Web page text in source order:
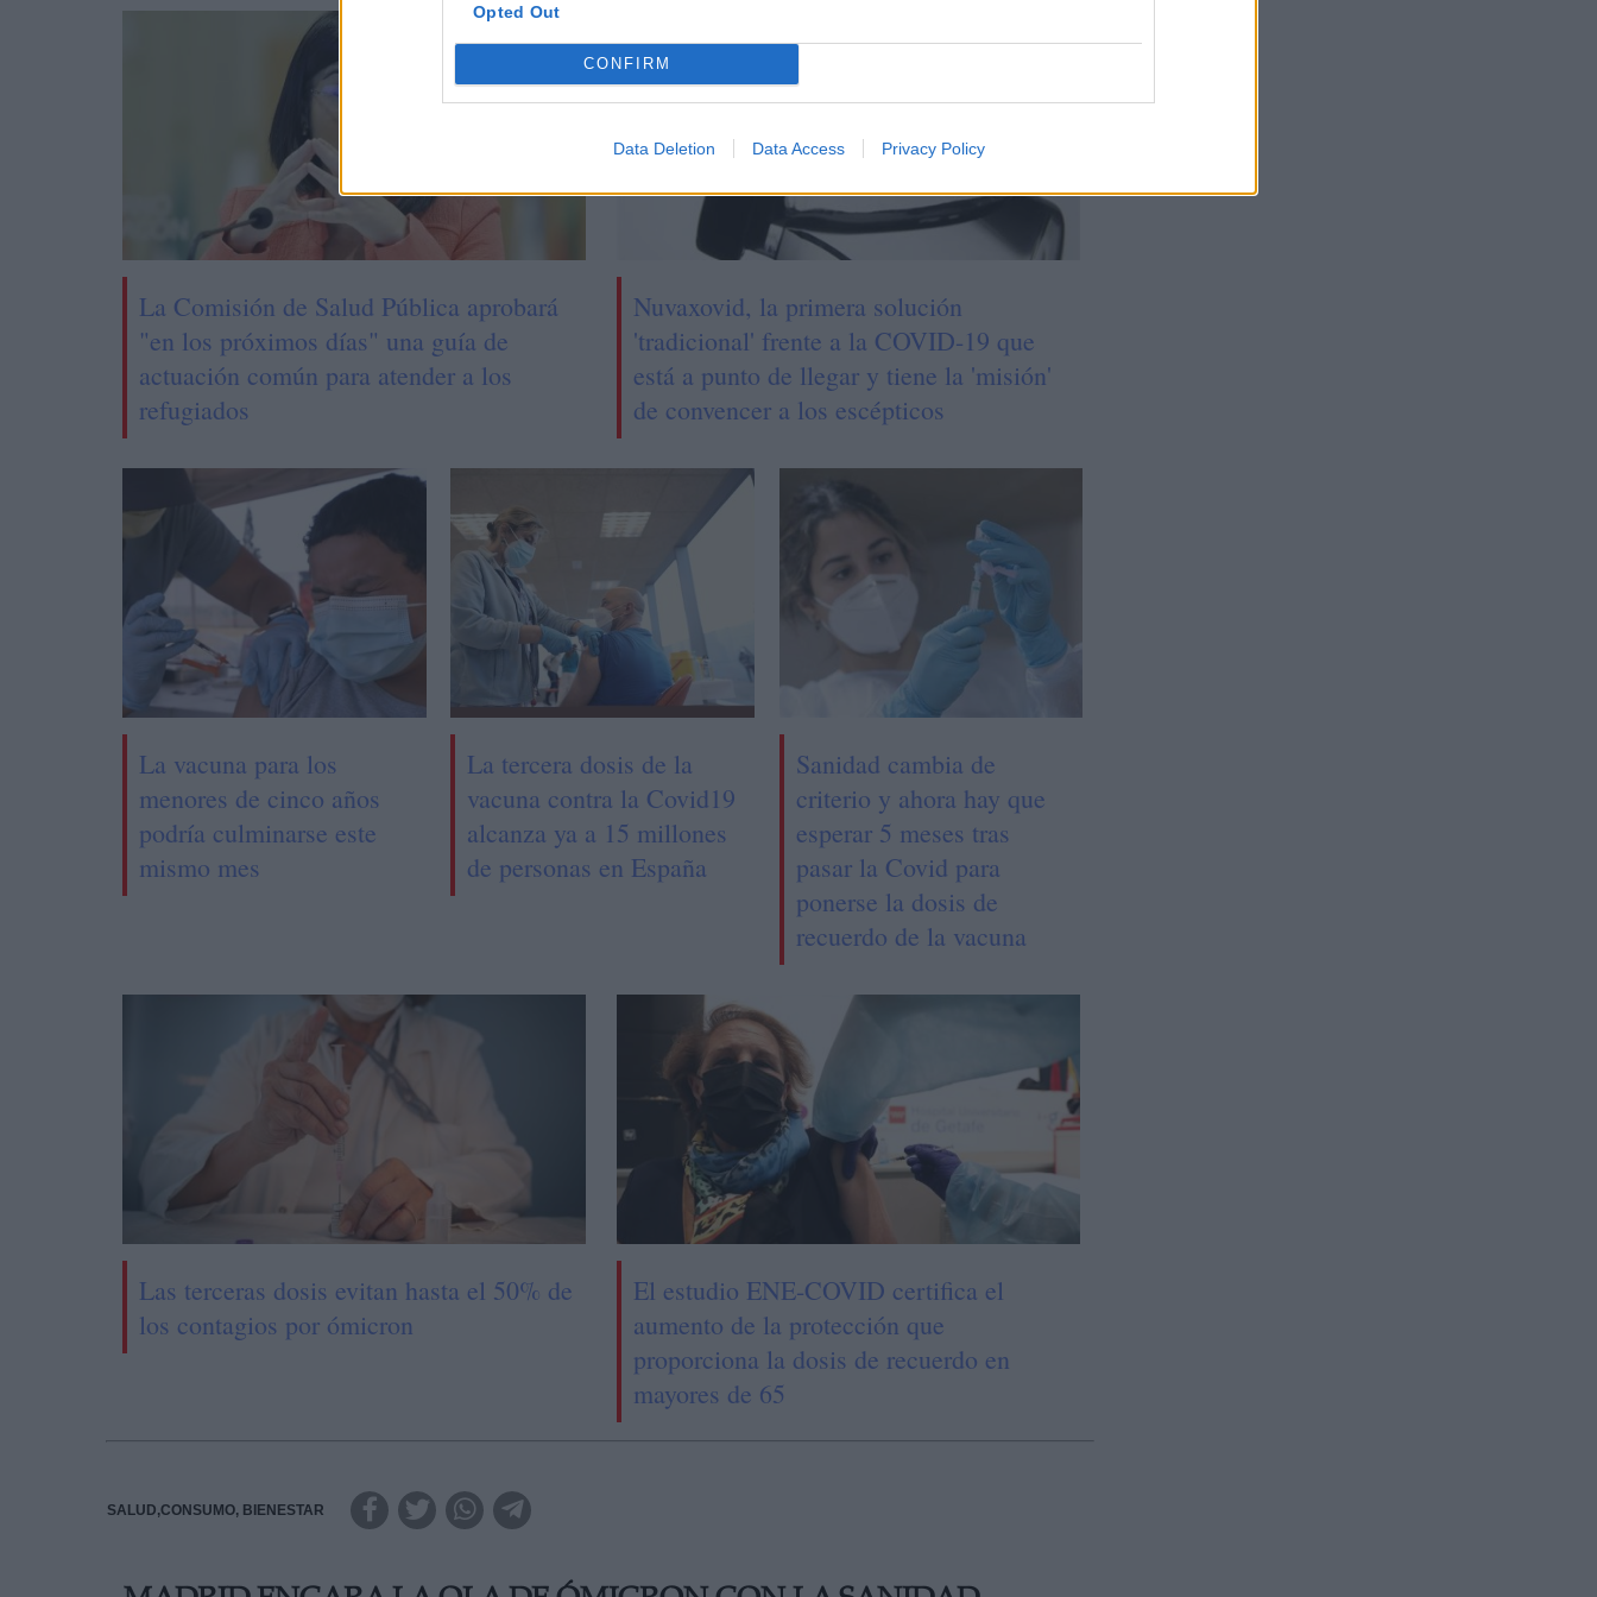
Opted Out
CONFIRM
Data Deletion Data Access Privacy Policy
La Comisión de Salud Pública aprobará
"en los próximos días" una guía de
actuación común para atender a los
refugiados
Nuvaxovid, la primera solución
'tradicional' frente a la COVID-19 que
está a punto de llegar y tiene la 'misión'
de convencer a los escépticos
La vacuna para los
menores de cinco años
podría culminarse este
mismo mes
La tercera dosis de la
vacuna contra la Covid19
alcanza ya a 15 millones
de personas en España
Sanidad cambia de
criterio y ahora hay que
esperar 5 meses tras
pasar la Covid para
ponerse la dosis de
recuerdo de la vacuna
Las terceras dosis evitan hasta el 50% de
los contagios por ómicron
El estudio ENE-COVID certifica el
aumento de la protección que
proporciona la dosis de recuerdo en
mayores de 65
SALUD,CONSUMO, BIENESTAR